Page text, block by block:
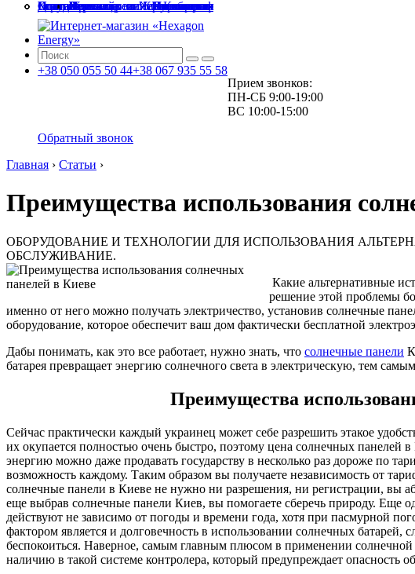
Главная
О компании
Доставка и оплата
Города и области
Киев и Киевская
Житомир и Житомирская
Чернигов и Черниговская
Черкассы и Черкасская
Полтава и Полтавская
Винница и Винницкая
УслугиЗеленый тариф
Проектирование и монтаж
Сервисное обслуживание
Статьи
Контакты
+38 050 055 50 44+38 067 935 55 58
Прием звонков:
ПН-СБ 9:00-19:00
ВС 10:00-15:00
Обратный звонок
Главная › Статьи ›
Преимущества использования
ОБОРУДОВАНИЕ И ТЕХНОЛОГИИ ДЛЯ ИСПОЛЬЗОВАНИЯ
ОБСЛУЖИВАНИЕ.
Какие альтернативные
решение этой проблемы
именно от него можно получать электричество, установив солнечные
оборудование, которое обеспечит ваш дом фактически бесплатной
Дабы понимать, как это все работает, нужно знать, что солнечные панели
батарея превращает энергию солнечного света в электрическую, тем
Преимущества
Сейчас практически каждый украинец может себе разрешить этакое
их окупается полностью очень быстро, поэтому цена солнечных панелей
энергию можно даже продавать государству в несколько раз дороже по
возможность каждому. Таким образом вы получаете независимость от
солнечные панели в Киеве не нужно ни разрешения, ни регистрации, вы
еще выбрав солнечные панели Киев, вы помогаете сберечь природу. Еще
действуют не зависимо от погоды и времени года, хотя при пасмурной
фактором является и долговечность в использовании солнечных батарей,
беспокоиться. Наверное, самым главным плюсом в применении солнечной
наличию в такой системе контролера, который предупреждает опасность